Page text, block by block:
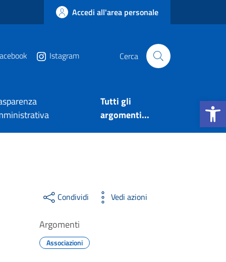
Apri la
Accedi all'area personale
Istagram Cerca
Tutti gli
argomenti...
Condividi Vedi azioni
Argomenti
Associazioni